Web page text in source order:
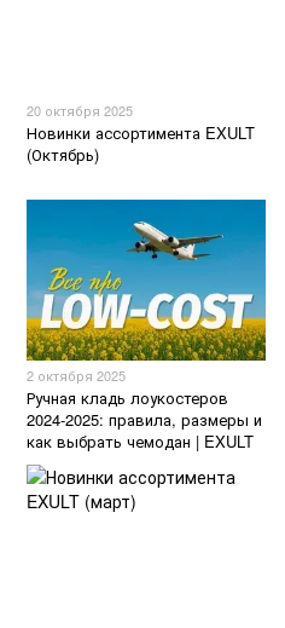
20 октября 2025
Новинки ассортимента EXULT
(Октябрь)
2 октября 2025
Ручная кладь лоукостеров
2024-2025: правила, размеры и
как выбрать чемодан | EXULT